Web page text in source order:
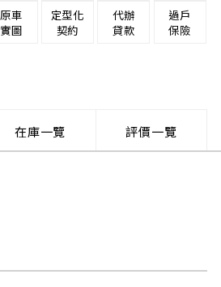
原車
實圖
定型化
契約
代辦
貸款
過戶
保險
在庫一覽 評價一覽